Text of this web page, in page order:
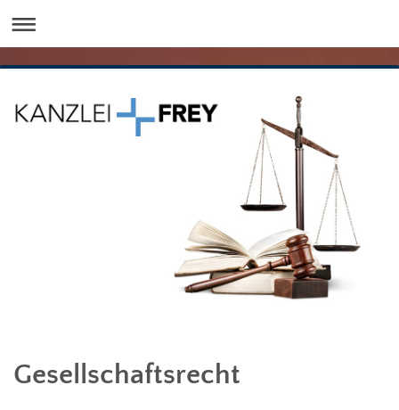
Gesellschaftsrecht